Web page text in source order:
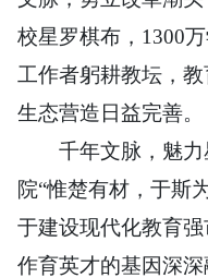
校星罗棋布，1300
工作者躬耕教坛，
生态营造日益完善。
千年文脉，魅力
院“惟楚有材，于斯
于建设现代化教育强
作育英才的基因深